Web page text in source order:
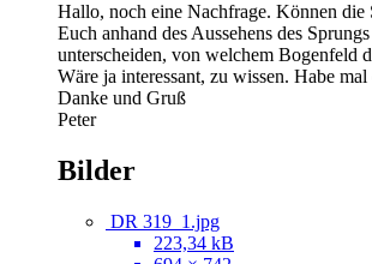
Hallo, noch eine Nachfrage. Können die
Euch anhand des Aussehens des
unterscheiden, von welchem Bogenfeld
Wäre ja interessant, zu wissen. Habe
Danke und Gruß
Peter
Bilder
DR 319_1.jpg
223,34 kB